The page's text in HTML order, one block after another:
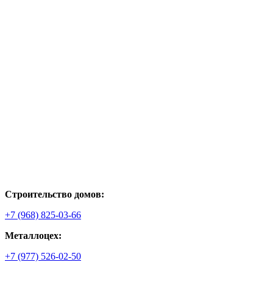
Строительство домов:
+7 (968) 825-03-66
Металлоцех:
+7 (977) 526-02-50